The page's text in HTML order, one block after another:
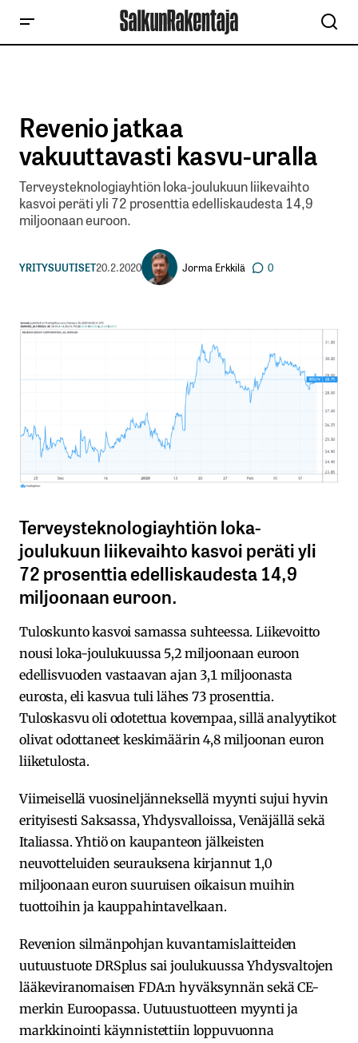
Revenio jatkaa
vakuuttavasti kasvu-uralla
Terveysteknologiayhtiön loka-joulukuun liikevaihto
kasvoi peräti yli 72 prosenttia edelliskaudesta 14,9
miljoonaan euroon.
YRITYSUUTISET20.2.2020 Jorma Erkkilä 0
Terveysteknologiayhtiön loka-
joulukuun liikevaihto kasvoi peräti yli
72 prosenttia edelliskaudesta 14,9
miljoonaan euroon.
Tuloskunto kasvoi samassa suhteessa. Liikevoitto
nousi loka-joulukuussa 5,2 miljoonaan euroon
edellisvuoden vastaavan ajan 3,1 miljoonasta
eurosta, eli kasvua tuli lähes 73 prosenttia.
Tuloskasvu oli odotettua kovempaa, sillä analyytikot
olivat odottaneet keskimäärin 4,8 miljoonan euron
liiketulosta.
Viimeisellä vuosineljänneksellä myynti sujui hyvin
erityisesti Saksassa, Yhdysvalloissa, Venäjällä sekä
Italiassa. Yhtiö on kaupanteon jälkeisten
neuvotteluiden seurauksena kirjannut 1,0
miljoonaan euron suuruisen oikaisun muihin
tuottoihin ja kauppahintavelkaan.
Revenion silmänpohjan kuvantamislaitteiden
uutuustuote DRSplus sai joulukuussa Yhdysvaltojen
lääkeviranomaisen FDA:n hyväksynnän sekä CE-
merkin Euroopassa. Uutuustuotteen myynti ja
markkinointi käynnistettiin loppuvuonna